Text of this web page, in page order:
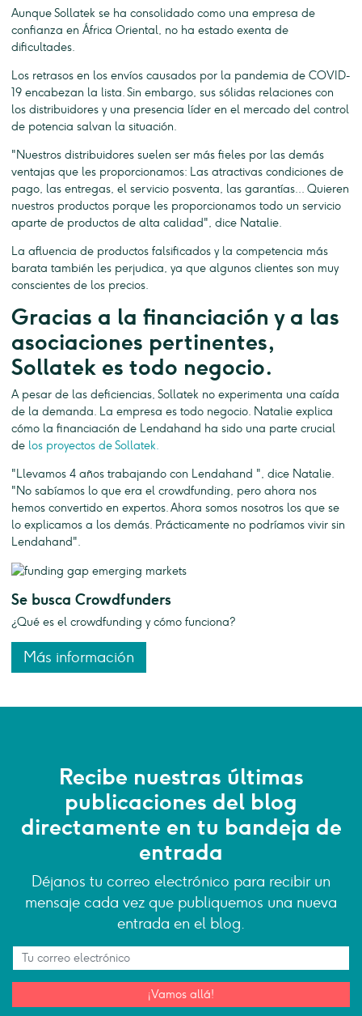
Aunque Sollatek se ha consolidado como una empresa de
confianza en África Oriental, no ha estado exenta de
dificultades.
Los retrasos en los envíos causados por la pandemia de COVID-
19 encabezan la lista. Sin embargo, sus sólidas relaciones con
los distribuidores y una presencia líder en el mercado del control
de potencia salvan la situación.
"Nuestros distribuidores suelen ser más fieles por las demás
ventajas que les proporcionamos: Las atractivas condiciones de
pago, las entregas, el servicio posventa, las garantías... Quieren
nuestros productos porque les proporcionamos todo un servicio
aparte de productos de alta calidad", dice Natalie.
La afluencia de productos falsificados y la competencia más
barata también les perjudica, ya que algunos clientes son muy
conscientes de los precios.
Gracias a la financiación y a las
asociaciones pertinentes,
Sollatek es todo negocio.
A pesar de las deficiencias, Sollatek no experimenta una caída
de la demanda. La empresa es todo negocio. Natalie explica
cómo la financiación de Lendahand ha sido una parte crucial
de los proyectos de Sollatek.
"Llevamos 4 años trabajando con Lendahand ", dice Natalie.
"No sabíamos lo que era el crowdfunding, pero ahora nos
hemos convertido en expertos. Ahora somos nosotros los que se
lo explicamos a los demás. Prácticamente no podríamos vivir sin
Lendahand".
Se busca Crowdfunders
¿Qué es el crowdfunding y cómo funciona?
Más información
Recibe nuestras últimas
publicaciones del blog
directamente en tu bandeja de
entrada
Déjanos tu correo electrónico para recibir un
mensaje cada vez que publiquemos una nueva
entrada en el blog.
¡Vamos allá!